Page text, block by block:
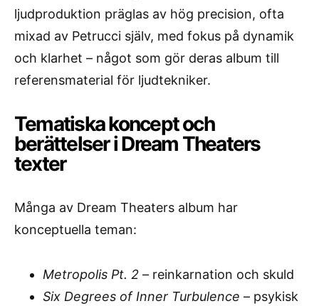
ljudproduktion präglas av hög precision, ofta
mixad av Petrucci själv, med fokus på dynamik
och klarhet – något som gör deras album till
referensmaterial för ljudtekniker.
Tematiska koncept och
berättelser i Dream Theaters
texter
Många av Dream Theaters album har
konceptuella teman:
Metropolis Pt. 2 – reinkarnation och skuld
Six Degrees of Inner Turbulence – psykisk